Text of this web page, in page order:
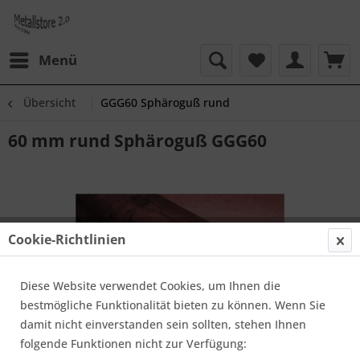
Menü
Übersicht GGG60 Sphäroguß rund
60 mm rund Sphäroguß GGG60
Cookie-Richtlinien
Diese Website verwendet Cookies, um Ihnen die
bestmögliche Funktionalität bieten zu können. Wenn Sie
damit nicht einverstanden sein sollten, stehen Ihnen
folgende Funktionen nicht zur Verfügung: